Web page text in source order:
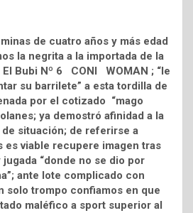
de cuatro años y más edad
la negrita a la importada de la
Bubi Nº 6 CONI WOMAN ; “le
su barrilete” a esta tordilla de
por el cotizado “mago
ya demostró afinidad a la
situación; de referirse a
es viable recupere imagen tras
“donde no se dio por
ante lote complicado con
solo trompo confiamos en que
maléfico a sport superior al